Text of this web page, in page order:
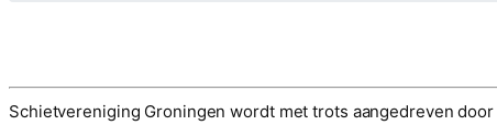
Schietvereniging Groningen wordt met trots aangedreven door